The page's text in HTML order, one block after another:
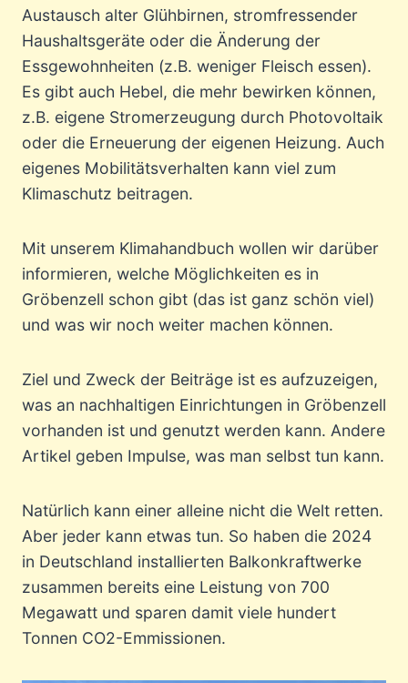
Austausch alter Glühbirnen, stromfressender
Haushaltsgeräte oder die Änderung der
Essgewohnheiten (z.B. weniger Fleisch essen).
Es gibt auch Hebel, die mehr bewirken können,
z.B. eigene Stromerzeugung durch Photovoltaik
oder die Erneuerung der eigenen Heizung. Auch
eigenes Mobilitätsverhalten kann viel zum
Klimaschutz beitragen.
Mit unserem Klimahandbuch wollen wir darüber
informieren, welche Möglichkeiten es in
Gröbenzell schon gibt (das ist ganz schön viel)
und was wir noch weiter machen können.
Ziel und Zweck der Beiträge ist es aufzuzeigen,
was an nachhaltigen Einrichtungen in Gröbenzell
vorhanden ist und genutzt werden kann. Andere
Artikel geben Impulse, was man selbst tun kann.
Natürlich kann einer alleine nicht die Welt retten.
Aber jeder kann etwas tun. So haben die 2024
in Deutschland installierten Balkonkraftwerke
zusammen bereits eine Leistung von 700
Megawatt und sparen damit viele hundert
Tonnen CO2-Emmissionen.